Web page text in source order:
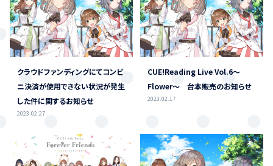
クラウドファンディングにてコンビ
ニ決済が使用できない状況が発生
した件に関するお知らせ
2023.02.27
CUE!Reading Live Vol.6～
Flower～ 台本販売のお知らせ
2023.02.17